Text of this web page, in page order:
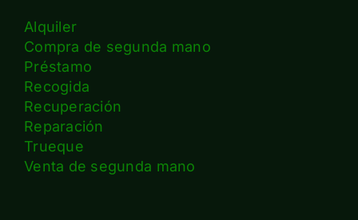
Alquiler
Compra de segunda mano
Préstamo
Recogida
Recuperación
Reparación
Trueque
Venta de segunda mano